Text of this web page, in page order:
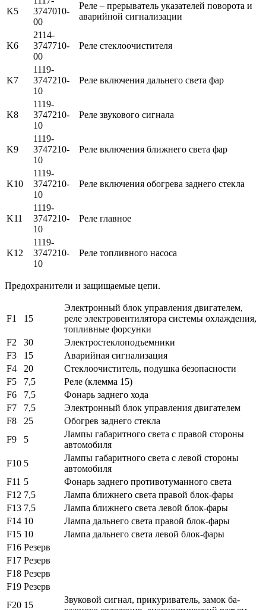
K5
3747010-
00
Реле – прерыватель указателей поворота и
аварийной сигнализации
K6
2114-
3747710-
00
Реле стеклоочистителя
K7
1119-
3747210-
10
Реле включения дальнего света фар
K8
1119-
3747210-
10
Реле звукового сигнала
K9
1119-
3747210-
10
Реле включения ближнего света фар
K10
1119-
3747210-
10
Реле включения обогрева заднего стекла
K11
1119-
3747210-
10
Реле главное
K12
1119-
3747210-
10
Реле топливного насоса
Предохранители и защищаемые цепи.
F1 15
Электронный блок управления двигателем,
реле электровентилятора системы охлаждения,
топливные форсунки
F2
30
Электростеклоподъемники
F3
15
Аварийная сигнализация
F4
20
Стеклоочиститель, подушка безопасности
F5
7,5
Реле (клемма 15)
F6
7,5
Фонарь заднего хода
F7
7,5
Электронный блок управления двигателем
F8
25
Обогрев заднего стекла
F9
5
Лампы габаритного света с правой сторо­ны
автомобиля
F10 5
Лампы габаритного света с левой стороны
автомобиля
F11 5
Фонарь заднего противотуманного света
F12 7,5
Лампа ближнего света правой блок-фары
F13 7,5
Лампа ближнего света левой блок-фары
F14 10
Лампа дальнего света правой блок-фары
F15 10
Лампа дальнего света левой блок-фары
F16 Резерв
F17 Резерв
F18 Резерв
F19 Резерв
F20 15
Звуковой сигнал, прикуриватель, замок ба­